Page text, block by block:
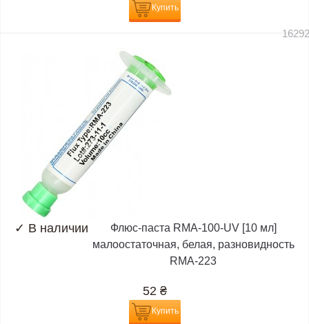
Купить
✓ В наличии
Флюс-паста RMA-100-UV [10 мл]
малоостаточная, белая, разновидность
RMA-223
52 ₴
Купить